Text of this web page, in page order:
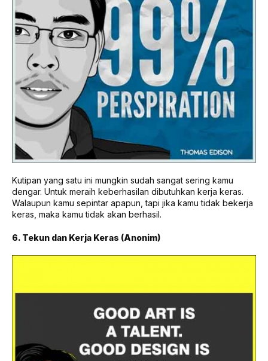
Kutipan yang satu ini mungkin sudah sangat sering kamu
dengar. Untuk meraih keberhasilan dibutuhkan kerja keras.
Walaupun kamu sepintar apapun, tapi jika kamu tidak bekerja
keras, maka kamu tidak akan berhasil.
6. Tekun dan Kerja Keras (Anonim)